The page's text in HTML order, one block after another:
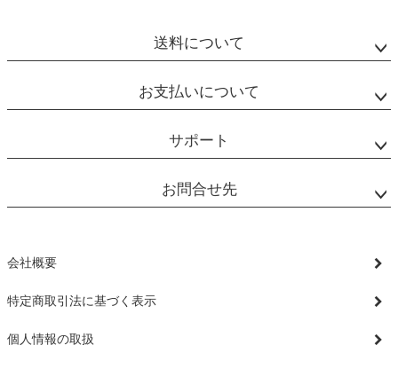
送料について
お支払いについて
サポート
お問合せ先
会社概要
特定商取引法に基づく表示
個人情報の取扱